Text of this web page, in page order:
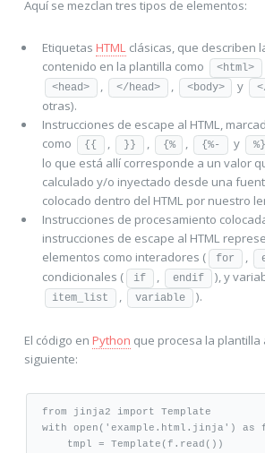
Aquí se mezclan tres tipos de elementos:
Etiquetas HTMLclásicas, que describen
contenido en la plantilla como
<html>
<head> , </head> , <body> y
otras).
Instrucciones de escape al HTML,
como
{{ , }} , {% , {%- y %}
lo que está allí corresponde a un valor
calculado y/o inyectado desde una
colocado dentro del HTML por nuestro
Instrucciones de procesamiento
instrucciones de escape al HTML
elementos como interadores (
for ,
condicionales (
if , endif ), y
item_list , variable ).
El código en Python que procesa la plantilla
siguiente:
from jinja2 import Template
with
open ( 'example.html.jinja' ) as
    tmpl
= Template(f.read())